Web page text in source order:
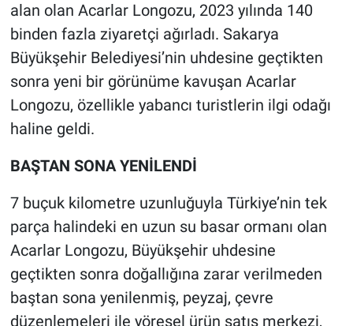
alan olan Acarlar Longozu, 2023 yılında 140
binden fazla ziyaretçi ağırladı. Sakarya
Büyükşehir Belediyesi’nin uhdesine geçtikten
sonra yeni bir görünüme kavuşan Acarlar
Longozu, özellikle yabancı turistlerin ilgi odağı
haline geldi.
BAŞTAN SONA YENİLENDİ
7 buçuk kilometre uzunluğuyla Türkiye’nin tek
parça halindeki en uzun su basar ormanı olan
Acarlar Longozu, Büyükşehir uhdesine
geçtikten sonra doğallığına zarar verilmeden
baştan sona yenilenmiş, peyzaj, çevre
düzenlemeleri ile yöresel ürün satış merkezi,